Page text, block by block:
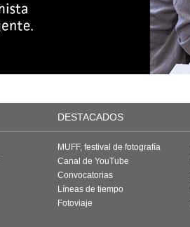
DESTACADOS
MUFF, festival de fotografía
Canal de YouTube
Convocatorias
Líneas de tiempo
Fotoviaje